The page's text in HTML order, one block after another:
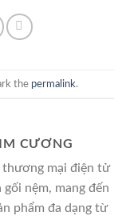
the permalink.
CƯƠNG
thương mại điện tử
nệm, mang đến
phẩm đa dạng từ